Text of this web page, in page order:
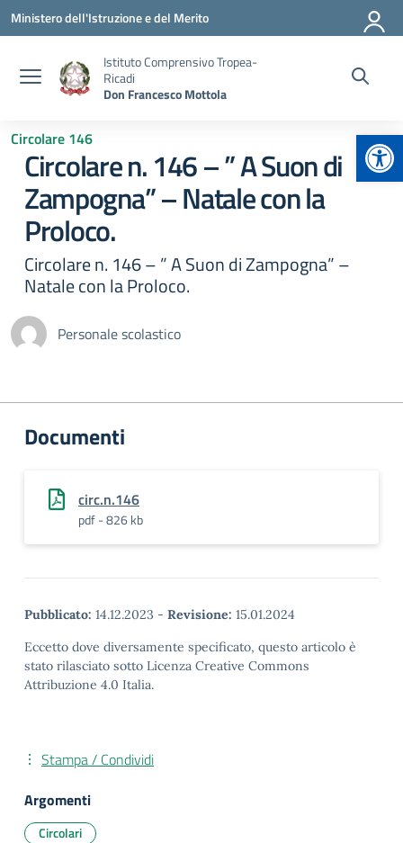
Vai ai contenuti
Vai al menu di navigazione
Vai al footer
Ministero dell'Istruzione e del Merito
Istituto Comprensivo Tropea-
Ricadi
Don Francesco Mottola
Circolare 146
Circolare n. 146 – ” A Suon di
Zampogna” – Natale con la
Proloco.
Circolare n. 146 – ” A Suon di Zampogna” –
Natale con la Proloco.
Personale scolastico
Documenti
circ.n.146
pdf - 826 kb
Pubblicato: 14.12.2023 - Revisione: 15.01.2024
Eccetto dove diversamente specificato, questo articolo è
stato rilasciato sotto Licenza Creative Commons
Attribuzione 4.0 Italia.
Stampa / Condividi
Argomenti
Circolari